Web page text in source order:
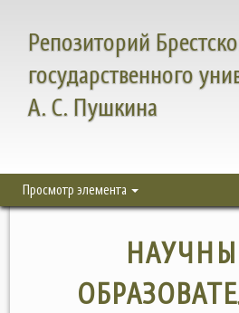
Репозиторий
государственного
А. С. Пушкина
Просмотр элемента